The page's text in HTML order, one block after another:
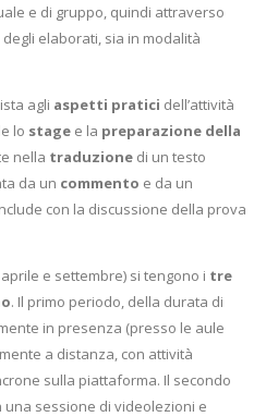
e di gruppo, quindi attraverso
elaborati, sia in modalità
agli aspetti pratici dell’attività
lo stage e la preparazione della
nella traduzione di un testo
da un commento e da un
con la discussione della prova
e settembre) si tengono i tre
. Il primo periodo, della durata di
in presenza (presso le aule
a distanza, con attività
sulla piattaforma. Il secondo
sessione di videolezioni e